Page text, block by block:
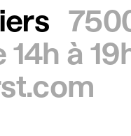
14h à